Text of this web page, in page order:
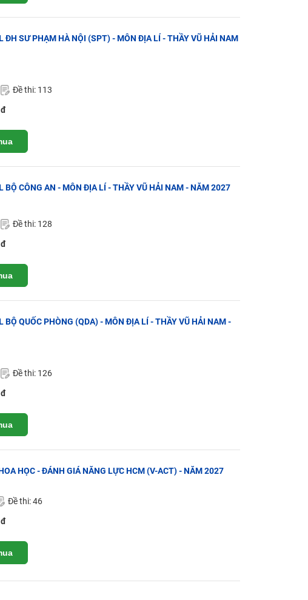
ĐH SƯ PHẠM HÀ NỘI (SPT) - MÔN ĐỊA LÍ - THẦY VŨ HẢI NAM
Đề thi: 113
CÔNG AN - MÔN ĐỊA LÍ - THẦY VŨ HẢI NAM - NĂM 2027
Đề thi: 128
QUỐC PHÒNG (QDA) - MÔN ĐỊA LÍ - THẦY VŨ HẢI NAM -
Đề thi: 126
HỌC - ĐÁNH GIÁ NĂNG LỰC HCM (V-ACT) - NĂM 2027
Đề thi: 46